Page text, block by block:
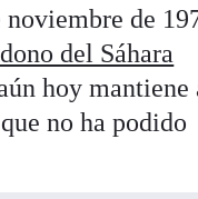
de
del Sáhara
hoy mantiene
no ha podido